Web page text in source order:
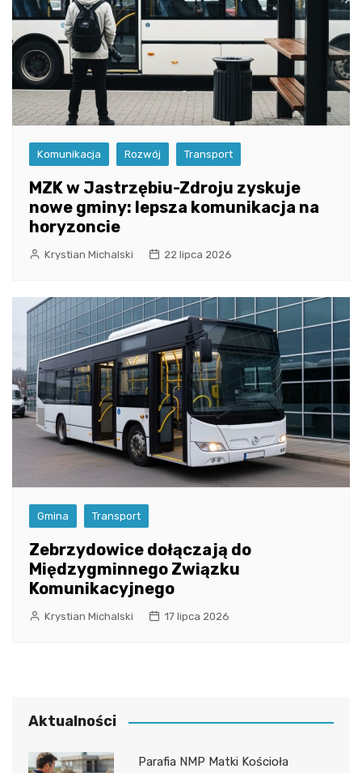
Komunikacja Rozwój Transport
MZK w Jastrzębiu-Zdroju zyskuje
nowe gminy: lepsza komunikacja na
horyzoncie
Krystian Michalski 22 lipca 2026
Gmina Transport
Zebrzydowice dołączają do
Międzygminnego Związku
Komunikacyjnego
Krystian Michalski 17 lipca 2026
Aktualności
Parafia NMP Matki Kościoła